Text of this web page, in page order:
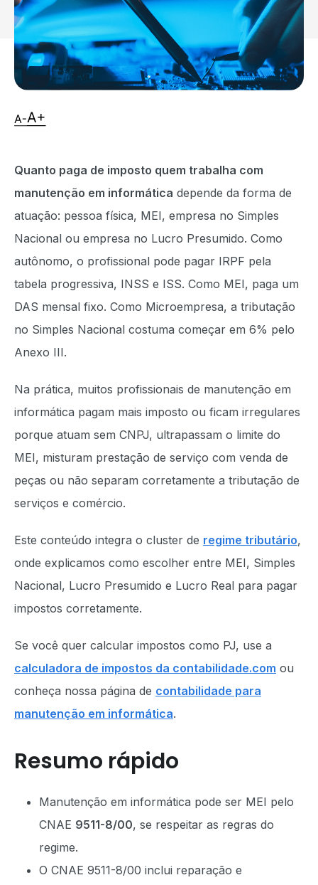
Quanto paga de imposto quem trabalha com
manutenção em informática depende da forma de
atuação: pessoa física, MEI, empresa no Simples
Nacional ou empresa no Lucro Presumido. Como
autônomo, o profissional pode pagar IRPF pela
tabela progressiva, INSS e ISS. Como MEI, paga um
DAS mensal fixo. Como Microempresa, a tributação
no Simples Nacional costuma começar em 6% pelo
Anexo III.
Na prática, muitos profissionais de manutenção em
informática pagam mais imposto ou ficam irregulares
porque atuam sem CNPJ, ultrapassam o limite do
MEI, misturam prestação de serviço com venda de
peças ou não separam corretamente a tributação de
serviços e comércio.
Este conteúdo integra o cluster de regime tributário,
onde explicamos como escolher entre MEI, Simples
Nacional, Lucro Presumido e Lucro Real para pagar
impostos corretamente.
Se você quer calcular impostos como PJ, use a
calculadora de impostos da contabilidade.com ou
conheça nossa página de contabilidade para
manutenção em informática.
Resumo rápido
Manutenção em informática pode ser MEI pelo
CNAE 9511-8/00, se respeitar as regras do
regime.
O CNAE 9511-8/00 inclui reparação e